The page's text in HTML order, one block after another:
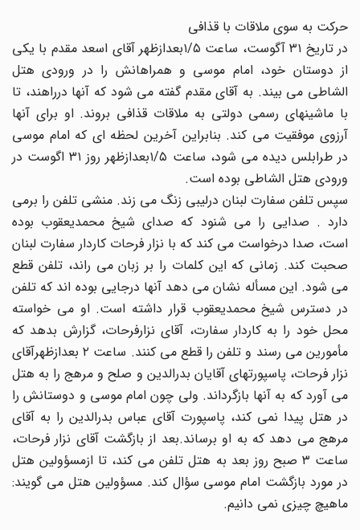
حرکت به سوى ملاقات با قذافى
در تاریخ ۳۱ آگوست، ساعت ۱‎/۵بعدازظهر آقاى اسعد مقدم با یکى
از دوستان خود، امام موسى و همراهانش را در ورودى هتل
الشاطى مى بیند. به آقاى مقدم گفته مى شود که آنها درراهند، تا
با ماشینهاى رسمى دولتى به ملاقات قذافى بروند. او براى آنها
آرزوى موفقیت مى کند. بنابراین آخرین لحظه اى که امام موسى
در طرابلس دیده مى شود، ساعت ۱‎/۵بعدازظهر روز ۳۱ اگوست در
ورودى هتل الشاطى بوده است.
سپس تلفن سفارت لبنان درلیبى زنگ مى زند. منشى تلفن را برمى
دارد . صدایى را مى شنود که صداى شیخ محمدیعقوب بوده
است، صدا درخواست مى کند که با نزار فرحات کاردار سفارت لبنان
صحبت کند. زمانى که این کلمات را بر زبان مى راند، تلفن قطع
مى شود. این مسأله نشان مى دهد آنها درجایى بوده اند که تلفن
در دسترس شیخ محمدیعقوب قرار داشته است. او مى خواسته
محل خود را به کاردار سفارت، آقاى نزارفرحات، گزارش بدهد که
مأمورین مى رسند و تلفن را قطع مى کنند. ساعت ۲ بعدازظهرآقاى
نزار فرحات، پاسپورتهاى آقایان بدرالدین و صلح و مرهج را به هتل
مى آورد که به آنها بازگرداند. ولى چون امام موسى و دوستانش را
در هتل پیدا نمى کند، پاسپورت آقاى عباس بدرالدین را به آقاى
مرهج مى دهد که به او برساند.بعد از بازگشت آقاى نزار فرحات،
ساعت ۳ صبح روز بعد به هتل تلفن مى کند، تا ازمسؤولین هتل
در مورد بازگشت امام موسى سؤال کند. مسؤولین هتل مى گویند:
ماهیچ چیزى نمى دانیم.